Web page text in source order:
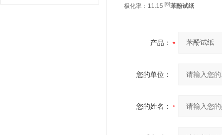
极化率：11.15 [6]苯酚试纸
产品：
您的单位：
您的姓名：